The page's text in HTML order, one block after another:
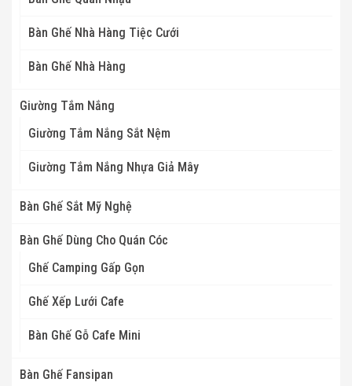
Bàn Ghế Nhà Hàng Tiệc Cưới
Bàn Ghế Nhà Hàng
Giường Tắm Nắng
Giường Tắm Nắng Sắt Nệm
Giường Tắm Nắng Nhựa Giả Mây
Bàn Ghế Sắt Mỹ Nghệ
Bàn Ghế Dùng Cho Quán Cóc
Ghế Camping Gấp Gọn
Ghế Xếp Lưới Cafe
Bàn Ghế Gỗ Cafe Mini
Bàn Ghế Fansipan